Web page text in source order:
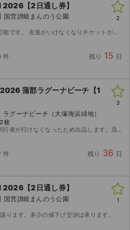
【2日通し券】
営讃岐まんのう公園
いけなくなりチケットが余ってしまったため出品します。
件 残り 15 日
2
蒲郡ラグーナビーチ【1
グーナビーチ（大塚海浜緑地）
枚
がけておりますので、ご検討よろしくお願いいたします。 【お渡し方法】 アプリで子チケ分配します。 分配可能...
件 残り 36 日
3
【2日通し券】
営讃岐まんのう公園
ります。多少の値下げ交渉は承ります。
1